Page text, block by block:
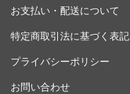
お支払い・配送について
特定商取引法に基づく表記
プライバシーポリシー
お問い合わせ